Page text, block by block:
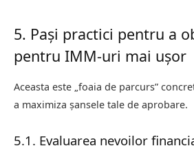
5. Pași practici pentru a
pentru IMM-uri mai ușor
Aceasta este „foaia de parcurs”
a maximiza șansele tale de aprobare.
5.1. Evaluarea nevoilor